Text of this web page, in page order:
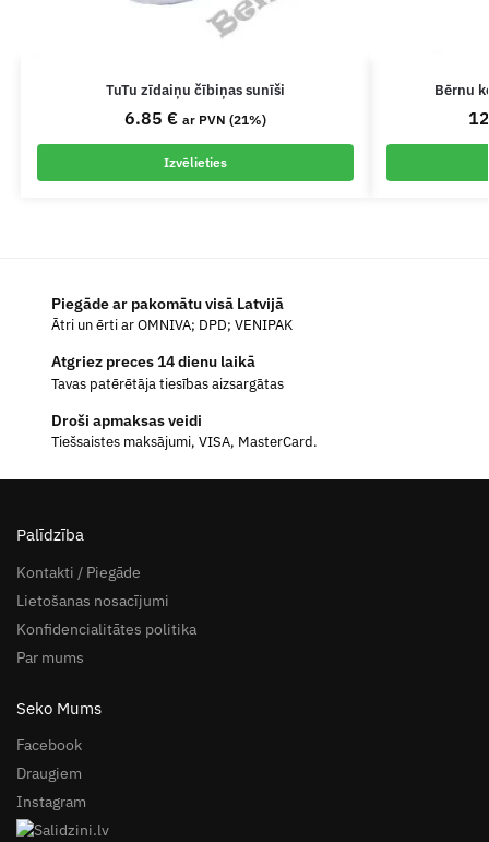
TuTu zīdaiņu čībiņas sunīši
6.85 € ar PVN (21%)
Izvēlieties
Bērnu
Piegāde ar pakomātu visā Latvijā
Ātri un ērti ar OMNIVA; DPD; VENIPAK
Atgriez preces 14 dienu laikā
Tavas patērētāja tiesības aizsargātas
Droši apmaksas veidi
Tiešsaistes maksājumi, VISA, MasterCard.
Palīdzība
Kontakti / Piegāde
Lietošanas nosacījumi
Konfidencialitātes politika
Par mums
Seko Mums
Facebook
Draugiem
Instagram